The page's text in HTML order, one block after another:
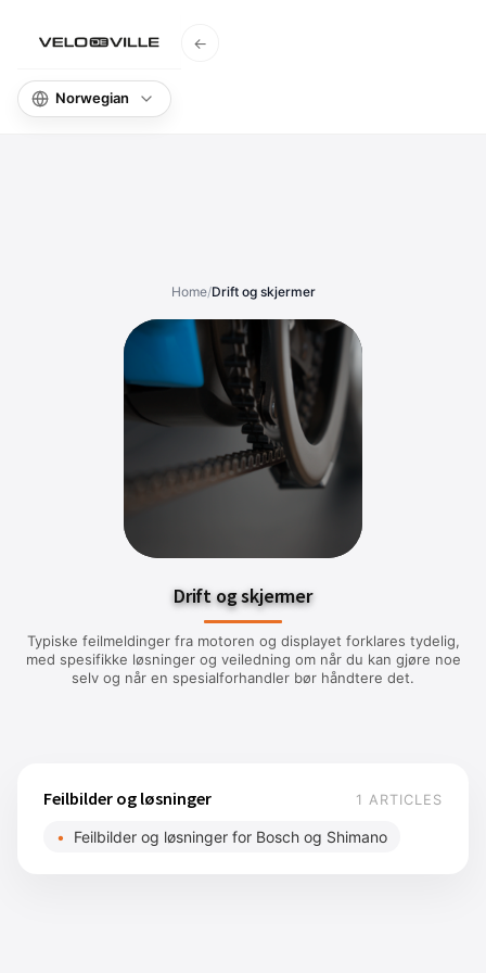
←
Home/Drift og skjermer
Drift og skjermer
Typiske feilmeldinger fra motoren og displayet forklares tydelig,
med spesifikke løsninger og veiledning om når du kan gjøre noe
selv og når en spesialforhandler bør håndtere det.
Feilbilder og løsninger 1 ARTICLES
Feilbilder og løsninger for Bosch og Shimano